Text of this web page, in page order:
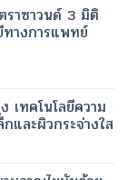
ราซาวนด์ 3 มิติ
ทางการแพทย์
เทคโนโลยีความ
และผิวกระจ่างใส